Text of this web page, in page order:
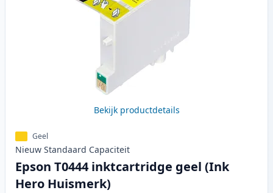
Bekijk productdetails
Geel
Nieuw Standaard Capaciteit
Epson T0444 inktcartridge geel (Ink
Hero Huismerk)